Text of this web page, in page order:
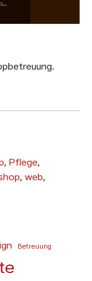
, Pflege
, web
Betreuung